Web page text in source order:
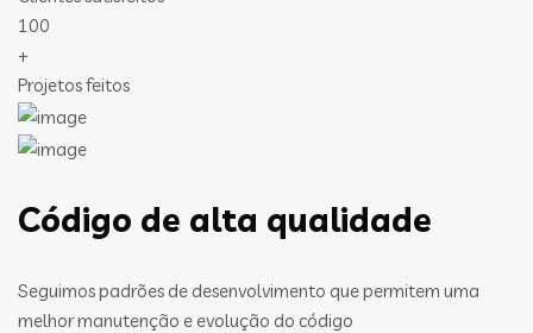
100
+
Projetos feitos
Código de alta qualidade
Seguimos padrões de desenvolvimento que permitem uma
melhor manutenção e evolução do código